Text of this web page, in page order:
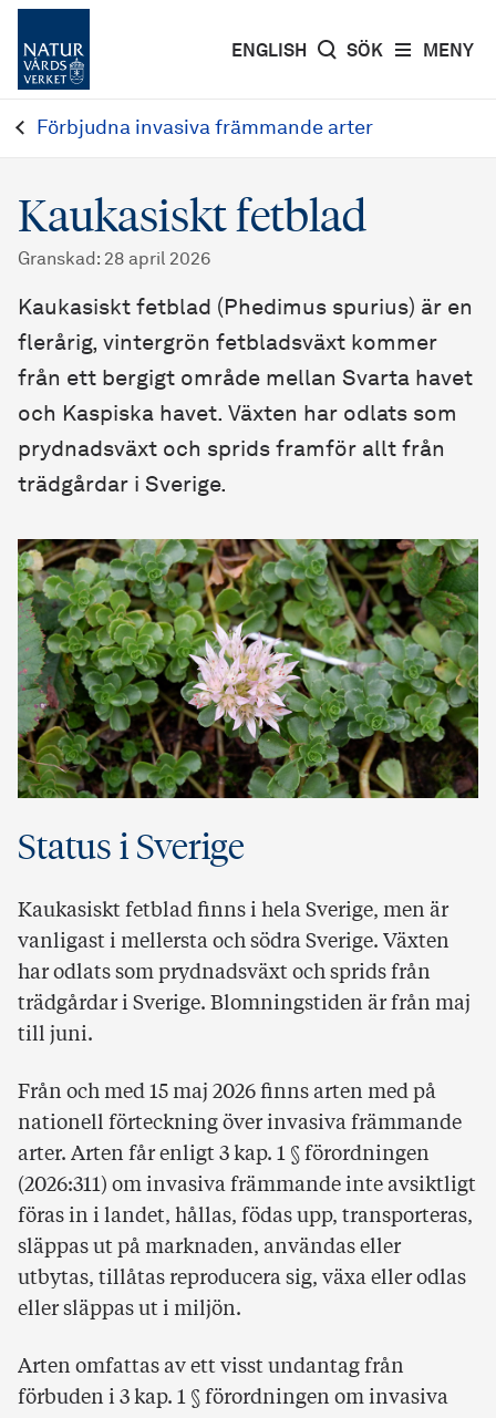
MENY
ENGLISH SÖK
Förbjudna invasiva främmande arter
Kaukasiskt fetblad
Granskad : 28 april 2026
Kaukasiskt fetblad (Phedimus spurius) är en
flerårig, vintergrön fetbladsväxt kommer
från ett bergigt område mellan Svarta havet
och Kaspiska havet. Växten har odlats som
prydnadsväxt och sprids framför allt från
trädgårdar i Sverige.
Status i Sverige
Kaukasiskt fetblad finns i hela Sverige, men är
vanligast i mellersta och södra Sverige. Växten
har odlats som prydnadsväxt och sprids från
trädgårdar i Sverige. Blomningstiden är från maj
till juni.
Från och med 15 maj 2026 finns arten med på
nationell förteckning över invasiva främmande
arter. Arten får enligt 3 kap. 1 § förordningen
(2026:311) om invasiva främmande inte avsiktligt
föras in i landet, hållas, födas upp, transporteras,
släppas ut på marknaden, användas eller
utbytas, tillåtas reproducera sig, växa eller odlas
eller släppas ut i miljön.
Arten omfattas av ett visst undantag från
förbuden i 3 kap. 1 § förordningen om invasiva